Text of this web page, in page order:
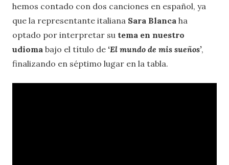
hemos contado con dos canciones en español, ya
que la representante italiana Sara Blanca ha
optado por interpretar su tema en nuestro
udioma bajo el título de ‘El mundo de mis sueños’,
finalizando en séptimo lugar en la tabla.